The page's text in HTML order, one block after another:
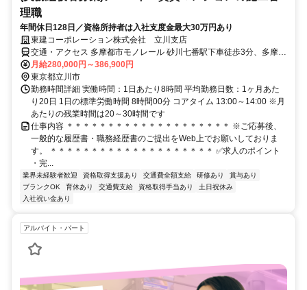
理職
年間休日128日／資格所持者は入社支度金最大30万円あり
東建コーポレーション株式会社 立川支店
交通・アクセス 多摩都市モノレール 砂川七番駅下車徒歩3分、多摩都
市モノレール 玉川上水駅下車徒歩14分
月給280,000円～386,900円
東京都立川市
勤務時間詳細 実働時間：1日あたり8時間 平均勤務日数：1ヶ月あた
り20日 1日の標準労働時間 8時間00分 コアタイム 13:00～14:00 ※月
あたりの残業時間は20～30時間です
仕事内容 ＊＊＊＊＊＊＊＊＊＊＊＊＊＊＊＊＊＊＊＊ ※ご応募後、
一般的な履歴書・職務経歴書のご提出をWeb上でお願いしておりま
す。 ＊＊＊＊＊＊＊＊＊＊＊＊＊＊＊＊＊＊＊＊ ✅求人のポイント
・完...
業界未経験者歓迎 資格取得支援あり 交通費全額支給 研修あり
賞与あり
ブランクOK
育休あり 交通費支給 資格取得手当あり
土日祝休み
入社祝い金あり
アルバイト・パート